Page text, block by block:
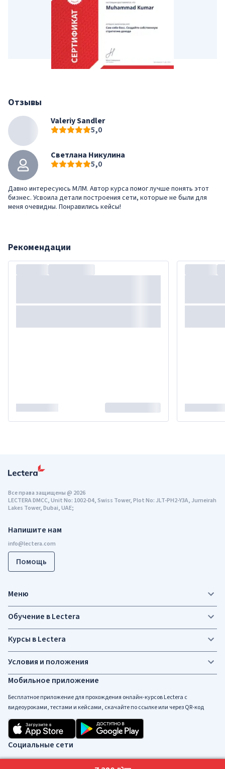
Отзывы
Valeriy Sandler
5,0
Светлана Никулина
5,0
Давно интересуюсь МЛМ. Автор курса помог лучше понять этот
бизнес. Усвоила детали построения сети, которые не были для
меня очевидны. Понравились кейсы!
Рекомендации
Напишите нам
Помощь
Мобильное приложение
Бесплатное приложение для прохождения онлайн-курсов Lectera c
видеоуроками, тестами и кейсами, скачайте по ссылке или через QR-код
Социальные сети
Все права защищены@ 2026
LECTERA DMCC, Unit No: 1002-D4, Swiss Tower, Plot No: JLT-PH2-Y3A, Jumeirah
Lakes Tower, Dubai, UAE;
Меню
Обучение в Lectera
Курсы в Lectera
Условия и положения